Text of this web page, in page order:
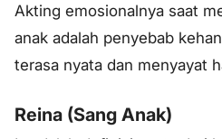
Akting emosionalnya saat
anak adalah penyebab
terasa nyata dan menyayat
Reina (Sang Anak)